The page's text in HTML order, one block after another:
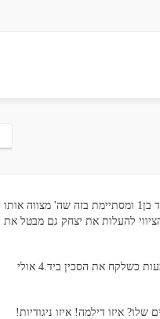
יהיה לכם קשה למצוא פרשה אחרת בתורה שתחילתו וסופו נראים כל כך שונים. פרשת וירא מתחילה בהבטחה ששרה תוליד בן1 ומסתיימת בזה שה' מצווה אותו
שהציווי להעלות את יצחק גם מבטל את
התורה לא מגלה לנו את המחשבות שהיו לאברהם בדרך שעשה להר המוריה משך 3 ימים. אך המדרש מספר שזלגו עיניו דמעות כשלקח את הסכין ביד.4 אולי
איזו דילמה! איזו ניגודיות!